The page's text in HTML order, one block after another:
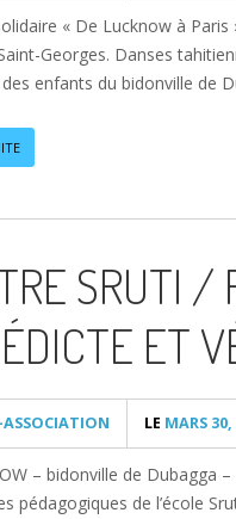
« De Lucknow à
Georges. Danses
enfants du bidonville de
SRUTI /
ET
ASSOCIATION LE MARS
– bidonville de Dubagga
pédagogiques de l’école